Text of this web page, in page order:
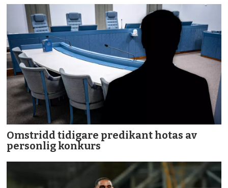
Omstridd tidigare predikant hotas av
personlig konkurs